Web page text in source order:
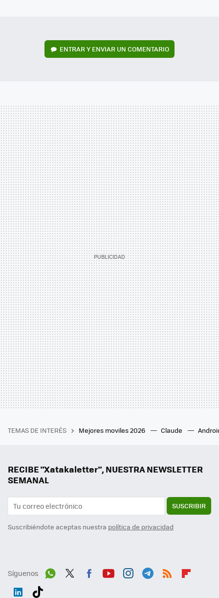
ENTRAR Y ENVIAR UN COMENTARIO
TEMAS DE INTERÉS Mejores moviles 2026 Claude
RECIBE "Xatakaletter", NUESTRA NEWSLETTER
SEMANAL
SUSCRIBIR
Suscribiéndote aceptas nuestra política de privacidad
Síguenos